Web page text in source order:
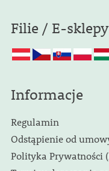
Filie / E-sklepy
Informacje
Regulamin
Odstąpienie od
Polityka Prywatności